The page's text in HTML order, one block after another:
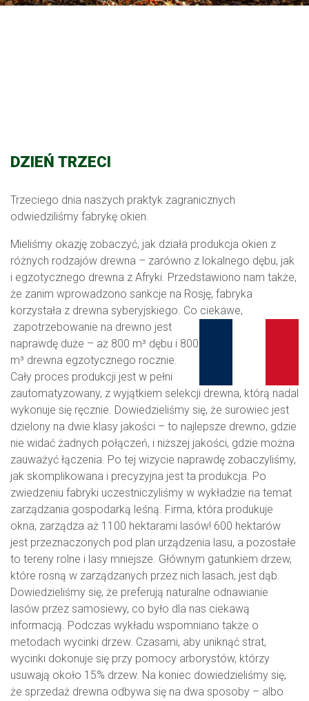
DZIEŃ TRZECI
Trzeciego dnia naszych praktyk zagranicznych
odwiedziliśmy fabrykę okien.
Mieliśmy okazję zobaczyć, jak działa produkcja okien z
różnych rodzajów drewna – zarówno z lokalnego dębu, jak
i egzotycznego drewna z Afryki. Przedstawiono nam także,
że zanim wprowadzono sankcje na Rosję, fabryka
korzystała z drewna syberyjskiego. Co ciekawe,
zapotrzebowanie na drewno jest
naprawdę duże – aż 800 m³ dębu i 800
m³ drewna egzotycznego rocznie.
Cały proces produkcji jest w pełni
zautomatyzowany, z wyjątkiem selekcji drewna, którą nadal
wykonuje się ręcznie. Dowiedzieliśmy się, że surowiec jest
dzielony na dwie klasy jakości – to najlepsze drewno, gdzie
nie widać żadnych połączeń, i niższej jakości, gdzie można
zauważyć łączenia. Po tej wizycie naprawdę zobaczyliśmy,
jak skomplikowana i precyzyjna jest ta produkcja. Po
zwiedzeniu fabryki uczestniczyliśmy w wykładzie na temat
zarządzania gospodarką leśną. Firma, która produkuje
okna, zarządza aż 1100 hektarami lasów! 600 hektarów
jest przeznaczonych pod plan urządzenia lasu, a pozostałe
to tereny rolne i lasy mniejsze. Głównym gatunkiem drzew,
które rosną w zarządzanych przez nich lasach, jest dąb.
Dowiedzieliśmy się, że preferują naturalne odnawianie
lasów przez samosiewy, co było dla nas ciekawą
informacją. Podczas wykładu wspomniano także o
metodach wycinki drzew. Czasami, aby uniknąć strat,
wycinki dokonuje się przy pomocy arborystów, którzy
usuwają około 15% drzew. Na koniec dowiedzieliśmy się,
że sprzedaż drewna odbywa się na dwa sposoby – albo